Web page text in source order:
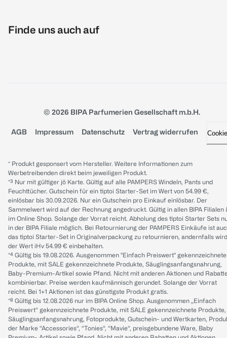
Finde uns auch auf
© 2026 BIPA Parfumerien Gesellschaft m.b.H.
AGB Impressum Datenschutz Vertrag widerrufen
* Produkt gesponsert vom Hersteller. Weitere Informationen zum
Werbetreibenden direkt beim jeweiligen Produkt.
*³ Nur mit gültiger jö Karte. Gültig auf alle PAMPERS Windeln, Pants und
Feuchttücher. Gutschein für ein tiptoi Starter-Set im Wert von 54.99 €,
einlösbar bis 30.09.2026. Nur ein Gutschein pro Einkauf einlösbar. Der
Sammelwert wird auf der Rechnung angedruckt. Gültig in allen BIPA Filialen
im Online Shop. Solange der Vorrat reicht. Abholung des tiptoi Starter Sets
in der BIPA Filiale möglich. Bei Retournierung der PAMPERS Einkäufe ist
das tiptoi Starter-Set in Originalverpackung zu retournieren, andernfalls wird
der Wert iHv 54.99 € einbehalten.
*⁴ Gültig bis 19.08.2026. Ausgenommen "Einfach Preiswert" gekennzeichnete
Produkte, mit SALE gekennzeichnete Produkte, Säuglingsanfangsnahrung,
Baby-Premium-Artikel sowie Pfand. Nicht mit anderen Aktionen und
kombinierbar. Preise werden kaufmännisch gerundet. Solange der Vorrat
reicht. Bei 1+1 Aktionen ist das günstigste Produkt gratis.
*⁸ Gültig bis 12.08.2026 nur im BIPA Online Shop. Ausgenommen „Einfach
Preiswert“ gekennzeichnete Produkte, mit SALE gekennzeichnete Produkte,
Säuglingsanfangsnahrung, Fotoprodukte, Gutschein- und Wertkarten,
der Marke “Accessories“, “Tonies“, “Mavie“, preisgebundene Ware, Baby